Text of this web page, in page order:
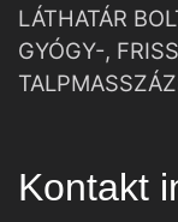
LÁTHATÁR
GYÓGY-,
Kontakt